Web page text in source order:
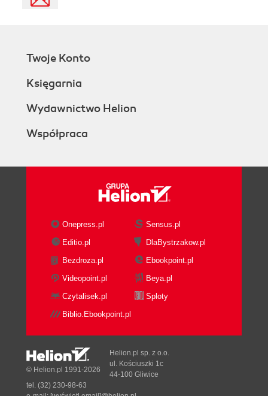
Twoje Konto
Księgarnia
Wydawnictwo Helion
Współpraca
Onepress.pl
Sensus.pl
Editio.pl
DlaBystrzakow.pl
Bezdroza.pl
Ebookpoint.pl
Videopoint.pl
Beya.pl
Czytalisek.pl
Sploty
Biblio.Ebookpoint.pl
© Helion.pl 1991-2026
Helion.pl sp. z o.o.
ul. Kościuszki 1c
44-100 Gliwice
tel. (32) 230-98-63